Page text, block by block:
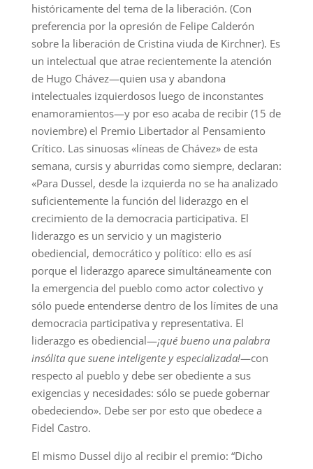
históricamente del tema de la liberación. (Con
preferencia por la opresión de Felipe Calderón
sobre la liberación de Cristina viuda de Kirchner). Es
un intelectual que atrae recientemente la atención
de Hugo Chávez—quien usa y abandona
intelectuales izquierdosos luego de inconstantes
enamoramientos—y por eso acaba de recibir (15 de
noviembre) el Premio Libertador al Pensamiento
Crítico. Las sinuosas «líneas de Chávez» de esta
semana, cursis y aburridas como siempre, declaran:
«Para Dussel, desde la izquierda no se ha analizado
suficientemente la función del liderazgo en el
crecimiento de la democracia participativa. El
liderazgo es un servicio y un magisterio
obediencial, democrático y político: ello es así
porque el liderazgo aparece simultáneamente con
la emergencia del pueblo como actor colectivo y
sólo puede entenderse dentro de los límites de una
democracia participativa y representativa. El
liderazgo es obediencial—¡qué bueno una palabra
insólita que suene inteligente y especializada!—con
respecto al pueblo y debe ser obediente a sus
exigencias y necesidades: sólo se puede gobernar
obedeciendo». Debe ser por esto que obedece a
Fidel Castro.
El mismo Dussel dijo al recibir el premio: “Dicho